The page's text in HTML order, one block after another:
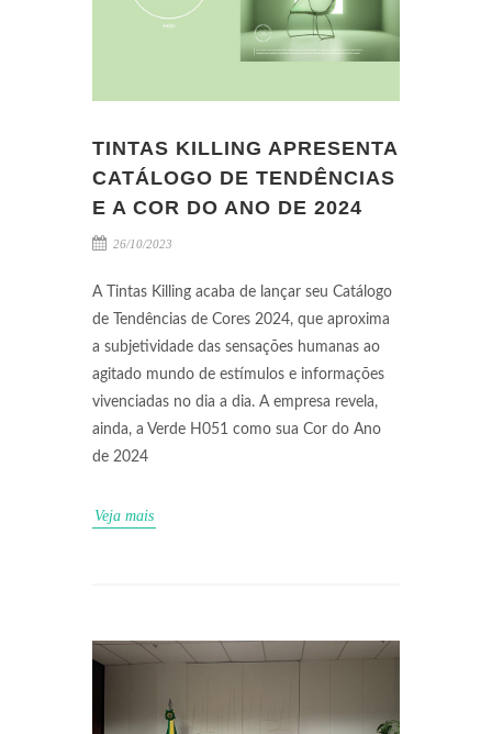
TINTAS KILLING APRESENTA
CATÁLOGO DE TENDÊNCIAS
E A COR DO ANO DE 2024
26/10/2023
A Tintas Killing acaba de lançar seu Catálogo
de Tendências de Cores 2024, que aproxima
a subjetividade das sensações humanas ao
agitado mundo de estímulos e informações
vivenciadas no dia a dia. A empresa revela,
ainda, a Verde H051 como sua Cor do Ano
de 2024
Veja mais